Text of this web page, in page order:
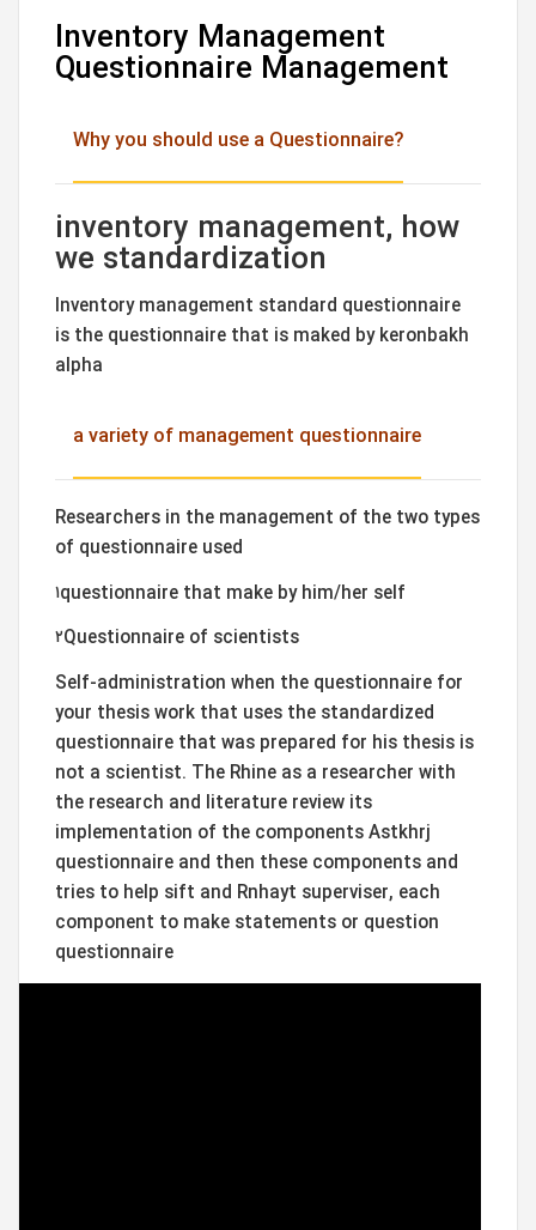
Inventory Management
Questionnaire Management
?Why you should use a Questionnaire
inventory management, how
we standardization
Inventory management standard questionnaire
is the questionnaire that is maked by keronbakh
alpha
a variety of management questionnaire
Researchers in the management of the two types
of questionnaire used
۱questionnaire that make by him/her self
۲Questionnaire of scientists
Self-administration when the questionnaire for
your thesis work that uses the standardized
questionnaire that was prepared for his thesis is
not a scientist. The Rhine as a researcher with
the research and literature review its
implementation of the components Astkhrj
questionnaire and then these components and
tries to help sift and Rnhayt superviser, each
component to make statements or question
questionnaire